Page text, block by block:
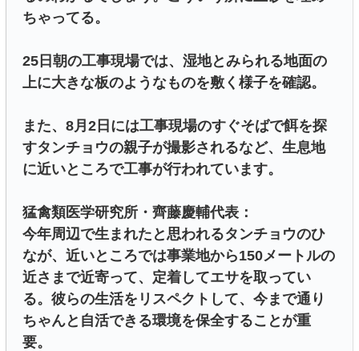
ちゃってる。
25日朝の工事現場では、湿地とみられる地面の
上に大きな板のようなものを敷く様子を確認。
また、8月2日には工事現場のすぐそばで餌を探
すタンチョウの親子が撮影されるなど、生息地
に近いところで工事が行われています。
猛禽類医学研究所・齊藤慶輔代表：
今年周辺で生まれたと思われるタンチョウのひ
なが、近いところでは事業地から150メートルの
近さまで近寄って、定着してエサを取ってい
る。彼らの生活をリスペクトして、今まで通り
ちゃんと自活できる環境を保全することが重
要。